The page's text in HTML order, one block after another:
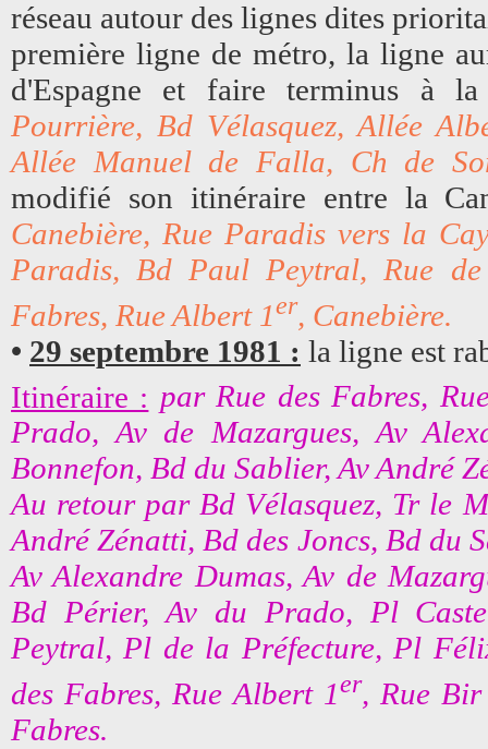
réseau autour des lignes dites
première ligne de métro, la ligne
d'Espagne et faire terminus à
Pourrière, Bd Vélasquez, Allée
Allée Manuel de Falla, Ch de
modifié son itinéraire entre la
Canebière, Rue Paradis vers la
Paradis, Bd Paul Peytral, Rue
Fabres, Rue Albert 1er, Canebière.
• 29 septembre 1981 : la ligne est
Itinéraire : par Rue des Fabres,
Prado, Av de Mazargues, Av
Bonnefon, Bd du Sablier, Av André
Au retour par Bd Vélasquez, Tr le
André Zénatti, Bd des Joncs, Bd du
Av Alexandre Dumas, Av de
Bd Périer, Av du Prado, Pl
Peytral, Pl de la Préfecture, Pl
des Fabres, Rue Albert 1er, Rue Bir
Fabres.